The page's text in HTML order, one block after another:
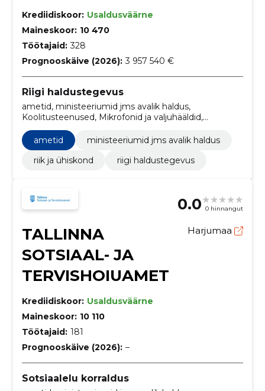
Krediidiskoor: Usaldusväärne
Maineskoor: 10 470
Töötajaid: 328
Prognooskäive (2026): 3 957 540 €
Riigi haldustegevus
ametid, ministeeriumid jms avalik haldus,
Koolitusteenused, Mikrofonid ja valjuhääldid,
Mälulaiendusseadmed, Serverid, Süsteemi tarkvara
vastavustestimisega seotud nõustamisteenused,
Uurimis- ja arendustöö planeerimine ning elluviimine,
Kohaliku arvutivõrgu teenused, Uurimis- ja
ametid
ministeeriumid jms avalik haldus
riik ja ühiskond
riigi haldustegevus
0.0 0 hinnangut
TALLINNA
SOTSIAAL- JA
TERVISHOIUAMET
Harjumaa
Krediidiskoor: Usaldusväärne
Maineskoor: 10 110
Töötajaid: 181
Prognooskäive (2026): –
Sotsiaalelu korraldus